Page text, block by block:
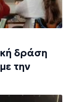
δράση
την